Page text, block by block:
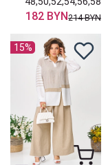
182 BYN214 BYN
15%